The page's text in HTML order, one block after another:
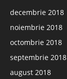
decembrie 2018
noiembrie 2018
octombrie 2018
septembrie 2018
august 2018